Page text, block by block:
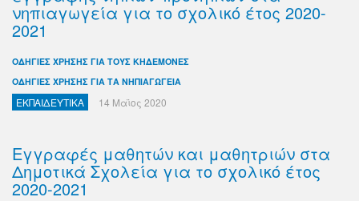
νηπιαγωγεία για το σχολικό έτος 2020-
2021
ΟΔΗΓΙΕΣ ΧΡΗΣΗΣ ΓΙΑ ΤΟΥΣ ΚΗΔΕΜΟΝΕΣ
ΟΔΗΓΙΕΣ ΧΡΗΣΗΣ ΓΙΑ ΤΑ ΝΗΠΙΑΓΩΓΕΙΑ
ΕΚΠΑΙΔΕΥΤΙΚΑ 14 Μαϊος 2020
Εγγραφές μαθητών και μαθητριών στα
Δημοτικά Σχολεία για το σχολικό έτος
2020-2021